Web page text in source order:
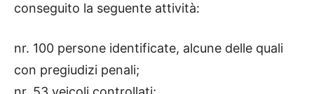
conseguito la seguente attività:
nr. 100 persone identificate, alcune delle quali
con pregiudizi penali;